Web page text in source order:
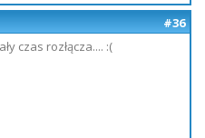
#36
czas rozłącza.... :(